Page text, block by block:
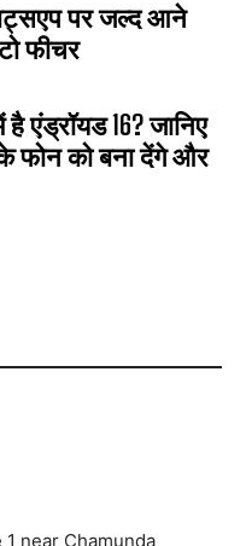
पर जल्द आने
फीचर
एंड्रॉयड 16? जानिए
फोन को बना देंगे और
near Chamunda